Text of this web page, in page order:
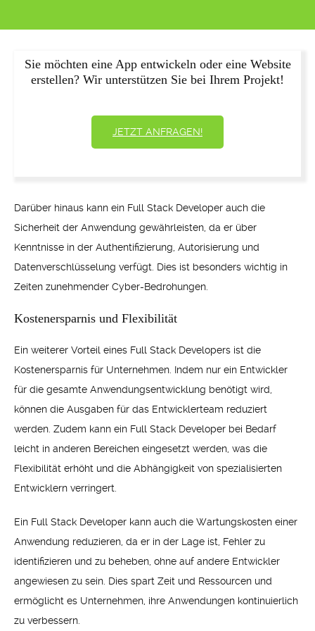
Sie möchten eine App entwickeln oder eine Website
erstellen? Wir unterstützen Sie bei Ihrem Projekt!
JETZT ANFRAGEN!
Darüber hinaus kann ein Full Stack Developer auch die
Sicherheit der Anwendung gewährleisten, da er über
Kenntnisse in der Authentifizierung, Autorisierung und
Datenverschlüsselung verfügt. Dies ist besonders wichtig in
Zeiten zunehmender Cyber-Bedrohungen.
Kostenersparnis und Flexibilität
Ein weiterer Vorteil eines Full Stack Developers ist die
Kostenersparnis für Unternehmen. Indem nur ein Entwickler
für die gesamte Anwendungsentwicklung benötigt wird,
können die Ausgaben für das Entwicklerteam reduziert
werden. Zudem kann ein Full Stack Developer bei Bedarf
leicht in anderen Bereichen eingesetzt werden, was die
Flexibilität erhöht und die Abhängigkeit von spezialisierten
Entwicklern verringert.
Ein Full Stack Developer kann auch die Wartungskosten einer
Anwendung reduzieren, da er in der Lage ist, Fehler zu
identifizieren und zu beheben, ohne auf andere Entwickler
angewiesen zu sein. Dies spart Zeit und Ressourcen und
ermöglicht es Unternehmen, ihre Anwendungen kontinuierlich
zu verbessern.